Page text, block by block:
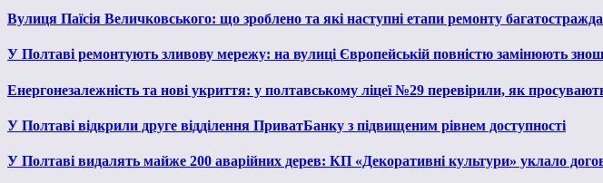
Вулиця Паїсія Величковського: що зроблено та які наступні етапи ремонту
У Полтаві ремонтують зливову мережу: на вулиці Європейській повністю замінюють
Енергонезалежність та нові укриття: у полтавському ліцеї №29 перевірили, як
У Полтаві відкрили друге відділення ПриватБанку з підвищеним рівнем доступності
У Полтаві видалять майже 200 аварійних дерев: КП «Декоративні культури» уклало